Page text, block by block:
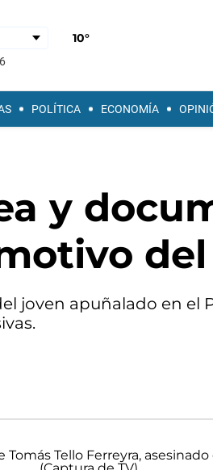
10°
POLÍTICA ECONOMÍA
y
joven apuñalado en el